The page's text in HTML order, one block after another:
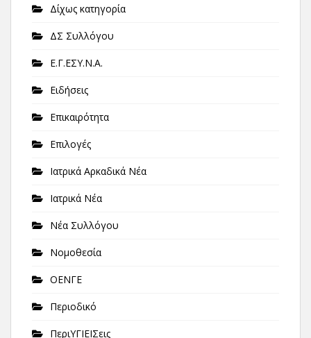
Δίχως κατηγορία
ΔΣ Συλλόγου
Ε.Γ.ΕΣΥ.Ν.Α.
Ειδήσεις
Επικαιρότητα
Επιλογές
Ιατρικά Αρκαδικά Νέα
Ιατρικά Νέα
Νέα Συλλόγου
Νομοθεσία
ΟΕΝΓΕ
Περιοδικό
ΠεριΥΓΙΕΙΣεις